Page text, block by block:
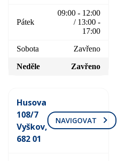
Pátek
09:00 - 12:00
/ 13:00 -
17:00
Sobota Zavřeno
Neděle Zavřeno
Husova
108/7
Vyškov,
682 01
NAVIGOVAT